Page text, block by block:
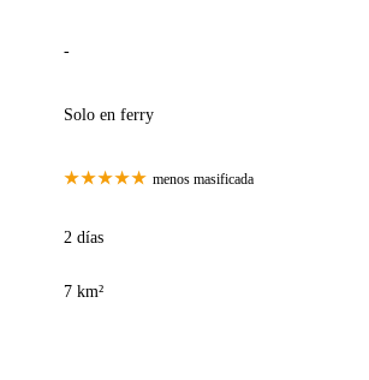
-
Solo en ferry
★★★★★ menos masificada
2 días
7 km²